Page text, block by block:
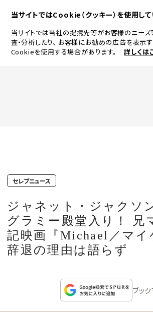
当サイトではCookie（クッキー）を使用し
当サイトでは当社の提携先等がお客様のニーズ
査・分析したり、 お客様にお勧めの広告を表示
Cookieを使用する場合があります。
詳しくは
JEWELRY & WATCH
LIFESTYLE
CULTURE
COLLECTION
セレブニュース
ジャネット・ジャクソ
グラミー殿堂入り！ 兄
記映画『Michael／マイ
辞退の理由は語らず
ブッ